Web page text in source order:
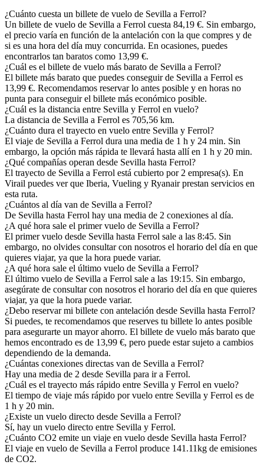
¿Cuánto cuesta un billete de vuelo de Sevilla a Ferrol?
Un billete de vuelo de Sevilla a Ferrol cuesta 84,19 €. Sin embargo,
el precio varía en función de la antelación con la que compres y de
si es una hora del día muy concurrida. En ocasiones, puedes
encontrarlos tan baratos como 13,99 €.
¿Cuál es el billete de vuelo más barato de Sevilla a Ferrol?
El billete más barato que puedes conseguir de Sevilla a Ferrol es
13,99 €. Recomendamos reservar lo antes posible y en horas no
punta para conseguir el billete más económico posible.
¿Cuál es la distancia entre Sevilla y Ferrol en vuelo?
La distancia de Sevilla a Ferrol es 705,56 km.
¿Cuánto dura el trayecto en vuelo entre Sevilla y Ferrol?
El viaje de Sevilla a Ferrol dura una media de 1 h y 24 min. Sin
embargo, la opción más rápida te llevará hasta allí en 1 h y 20 min.
¿Qué compañías operan desde Sevilla hasta Ferrol?
El trayecto de Sevilla a Ferrol está cubierto por 2 empresa(s). En
Virail puedes ver que Iberia, Vueling y Ryanair prestan servicios en
esta ruta.
¿Cuántos al día van de Sevilla a Ferrol?
De Sevilla hasta Ferrol hay una media de 2 conexiones al día.
¿A qué hora sale el primer vuelo de Sevilla a Ferrol?
El primer vuelo desde Sevilla hasta Ferrol sale a las 8:45. Sin
embargo, no olvides consultar con nosotros el horario del día en que
quieres viajar, ya que la hora puede variar.
¿A qué hora sale el último vuelo de Sevilla a Ferrol?
El último vuelo de Sevilla a Ferrol sale a las 19:15. Sin embargo,
asegúrate de consultar con nosotros el horario del día en que quieres
viajar, ya que la hora puede variar.
¿Debo reservar mi billete con antelación desde Sevilla hasta Ferrol?
Si puedes, te recomendamos que reserves tu billete lo antes posible
para asegurarte un mayor ahorro. El billete de vuelo más barato que
hemos encontrado es de 13,99 €, pero puede estar sujeto a cambios
dependiendo de la demanda.
¿Cuántas conexiones directas van de Sevilla a Ferrol?
Hay una media de 2 desde Sevilla para ir a Ferrol.
¿Cuál es el trayecto más rápido entre Sevilla y Ferrol en vuelo?
El tiempo de viaje más rápido por vuelo entre Sevilla y Ferrol es de
1 h y 20 min.
¿Existe un vuelo directo desde Sevilla a Ferrol?
Sí, hay un vuelo directo entre Sevilla y Ferrol.
¿Cuánto CO2 emite un viaje en vuelo desde Sevilla hasta Ferrol?
El viaje en vuelo de Sevilla a Ferrol produce 141.11kg de emisiones
de CO2.